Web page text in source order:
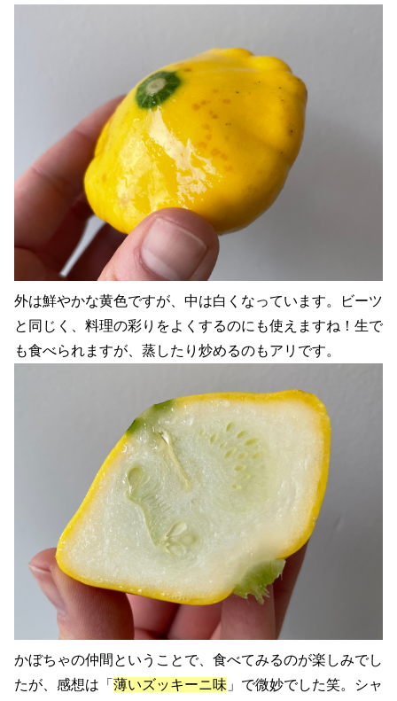
外は鮮やかな黄色ですが、中は白くなっています。ビーツ
と同じく、料理の彩りをよくするのにも使えますね！生で
も食べられますが、蒸したり炒めるのもアリです。
かぼちゃの仲間ということで、食べてみるのが楽しみでし
たが、感想は「 薄いズッキーニ味 」で微妙でした笑。シャ